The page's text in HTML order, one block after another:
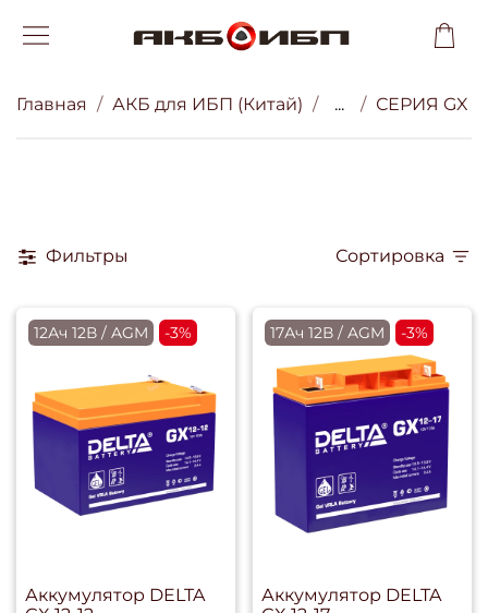
Главная АКБ для ИБП (Китай) ... СЕРИЯ GX
Фильтры Сортировка
12Ач 12В / AGM -3%
Аккумулятор DELTA
17Ач 12В / AGM -3%
Аккумулятор DELTA